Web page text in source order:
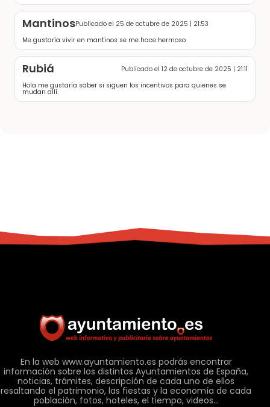
MantinosPublicado el 25 de octubre de 2025 | 21:53
Me gustaría vivir en mantinos se me hace hermoso
Rubiá
Publicado el 12 de octubre de 2025 | 21:11
Hola me gustaría saber si siguen los incentivos para quienes se
mudan allí.
En la web www.ayuntamiento.es podrás encontrar
información sobre los distintos Ayuntamientos de España,
noticias, trámites, descripción de cada uno de ellos
resaltando el patrimonio, las fiestas y la economía de cada
población, fotos, hoteles, el tiempo, videos...